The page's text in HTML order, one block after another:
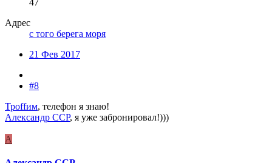
47
Адрес
с того берега моря
21 Фев 2017
#8
Троffим, телефон я знаю!
Александр ССР, я уже забронировал!)))
А